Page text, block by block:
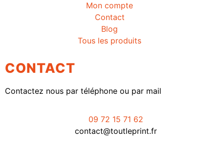
Mon compte
Contact
Blog
Tous les produits
CONTACT
Contactez nous par téléphone ou par mail
09 72 15 71 62
contact@toutleprint.fr